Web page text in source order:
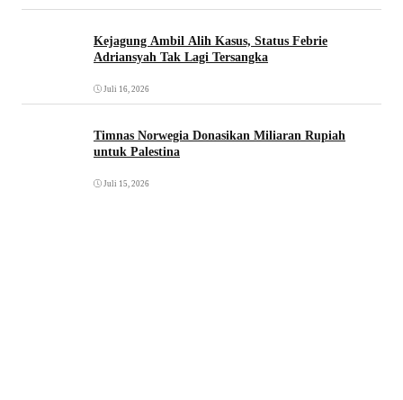
Kejagung Ambil Alih Kasus, Status Febrie
Adriansyah Tak Lagi Tersangka
Juli 16, 2026
Timnas Norwegia Donasikan Miliaran Rupiah
untuk Palestina
Juli 15, 2026